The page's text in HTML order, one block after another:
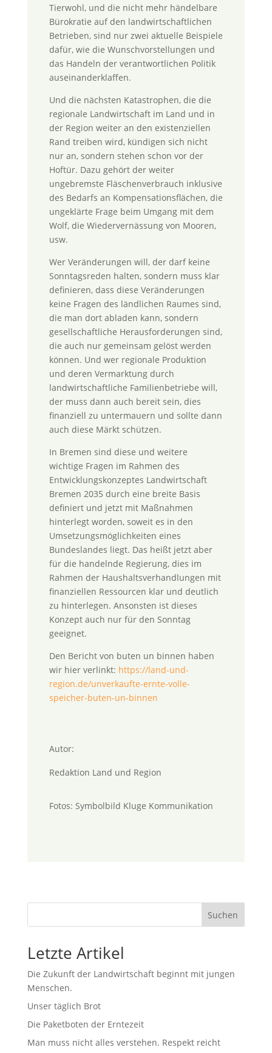
Tierwohl, und die nicht mehr händelbare
Bürokratie auf den landwirtschaftlichen
Betrieben, sind nur zwei aktuelle Beispiele
dafür, wie die Wunschvorstellungen und
das Handeln der verantwortlichen Politik
auseinanderklaffen.
Und die nächsten Katastrophen, die die
regionale Landwirtschaft im Land und in
der Region weiter an den existenziellen
Rand treiben wird, kündigen sich nicht
nur an, sondern stehen schon vor der
Hoftür. Dazu gehört der weiter
ungebremste Fläschenverbrauch inklusive
des Bedarfs an Kompensationsflächen, die
ungeklärte Frage beim Umgang mit dem
Wolf, die Wiedervernässung von Mooren,
usw.
Wer Veränderungen will, der darf keine
Sonntagsreden halten, sondern muss klar
definieren, dass diese Veränderungen
keine Fragen des ländlichen Raumes sind,
die man dort abladen kann, sondern
gesellschaftliche Herausforderungen sind,
die auch nur gemeinsam gelöst werden
können. Und wer regionale Produktion
und deren Vermarktung durch
landwirtschaftliche Familienbetriebe will,
der muss dann auch bereit sein, dies
finanziell zu untermauern und sollte dann
auch diese Märkt schützen.
In Bremen sind diese und weitere
wichtige Fragen im Rahmen des
Entwicklungskonzeptes Landwirtschaft
Bremen 2035 durch eine breite Basis
definiert und jetzt mit Maßnahmen
hinterlegt worden, soweit es in den
Umsetzungsmöglichkeiten eines
Bundeslandes liegt. Das heißt jetzt aber
für die handelnde Regierung, dies im
Rahmen der Haushaltsverhandlungen mit
finanziellen Ressourcen klar und deutlich
zu hinterlegen. Ansonsten ist dieses
Konzept auch nur für den Sonntag
geeignet.
Den Bericht von buten un binnen haben
wir hier verlinkt: https://land-und-
region.de/unverkaufte-ernte-volle-
speicher-buten-un-binnen
Autor:
Redaktion Land und Region
Fotos: Symbolbild Kluge Kommunikation
Suchen
Letzte Artikel
Die Zukunft der Landwirtschaft beginnt mit jungen
Menschen.
Unser täglich Brot
Die Paketboten der Erntezeit
Man muss nicht alles verstehen. Respekt reicht